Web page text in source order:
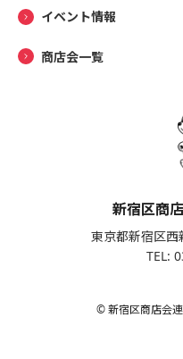
イベント情報
商店会一覧
新宿区商
東京都新宿区
TEL:
© 新宿区商店会